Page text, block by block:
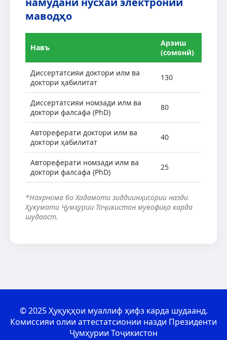
маводҳо
Навъ
Арзиш
(сомонӣ)
Диссертатсияи доктори илм ва
доктори ҳабилитат
130
Диссертатсияи номзади илм ва
доктори фалсафа (PhD)
80
Автореферати доктори илм ва
доктори ҳабилитат
40
Автореферати номзади илм ва
доктори фалсафа (PhD)
25
*Нахрнома бо Хадамоти зиддиинҳисории назди
Ҳукумати Ҷумҳурии Тоҷикистон мувофиқа карда
шудааст.
© 2025 Ҳуқуқҳои муаллиф ҳифз карда шудаанд.
Комиссияи олии аттестатсионии назди Президенти
Ҷумҳурии Тоҷикистон